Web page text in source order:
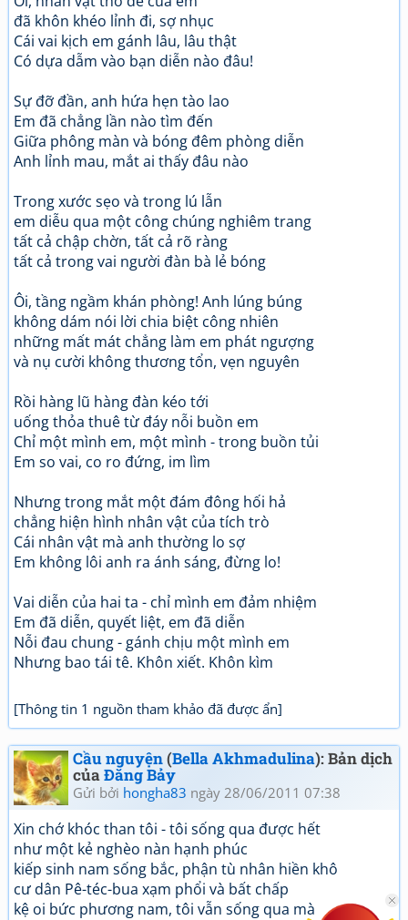
đã khôn khéo lỉnh đi, sợ nhục
Cái vai kịch em gánh lâu, lâu thật
Có dựa dẫm vào bạn diễn nào đâu!
Sự đỡ đần, anh hứa hẹn tào lao
Em đã chẳng lần nào tìm đến
Giữa phông màn và bóng đêm phòng diễn
Anh lỉnh mau, mắt ai thấy đâu nào
Trong xước sẹo và trong lú lẫn
em diễu qua một công chúng nghiêm trang
tất cả chập chờn, tất cả rõ ràng
tất cả trong vai người đàn bà lẻ bóng
Ôi, tầng ngầm khán phòng! Anh lúng búng
không dám nói lời chia biệt công nhiên
những mất mát chẳng làm em phát ngượng
và nụ cười không thương tổn, vẹn nguyên
Rồi hàng lũ hàng đàn kéo tới
uống thỏa thuê từ đáy nỗi buồn em
Chỉ một mình em, một mình - trong buồn tủi
Em so vai, co ro đứng, im lìm
Nhưng trong mắt một đám đông hối hả
chẳng hiện hình nhân vật của tích trò
Cái nhân vật mà anh thường lo sợ
Em không lôi anh ra ánh sáng, đừng lo!
Vai diễn của hai ta - chỉ mình em đảm nhiệm
Em đã diễn, quyết liệt, em đã diễn
Nỗi đau chung - gánh chịu một mình em
Nhưng bao tái tê. Khôn xiết. Khôn kìm
[Thông tin 1 nguồn tham khảo đã được ẩn]
Cầu nguyện(Bella Akhmadulina): Bản dịch
củaĐăng Bảy
Gửi bởi hongha83 ngày 28/06/2011 07:38
Xin chớ khóc than tôi - tôi sống qua được hết
như một kẻ nghèo nàn hạnh phúc
kiếp sinh nam sống bắc, phận tù nhân hiền khô
cư dân Pê-téc-bua xạm phổi và bất chấp
kệ oi bức phương nam, tôi vẫn sống qua mà